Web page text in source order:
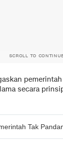
SCROLL TO
secara
Tak